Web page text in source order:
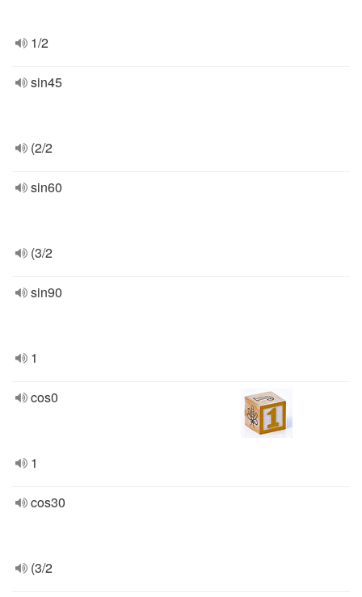
1/2
sin45
(2/2
sin60
(3/2
sin90
1
cos0
1
cos30
(3/2